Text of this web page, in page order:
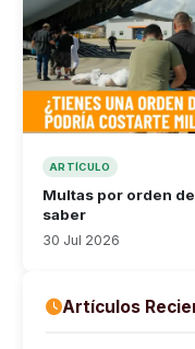
ARTÍCULO
Multas por orden
saber
30 Jul 2026
Artículos